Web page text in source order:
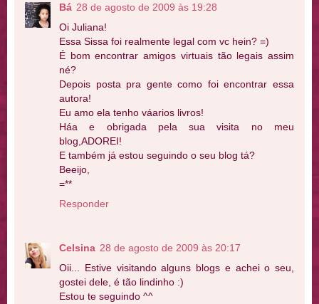
Bá 28 de agosto de 2009 às 19:28
Oi Juliana!
Essa Sissa foi realmente legal com vc hein? =)
É bom encontrar amigos virtuais tão legais assim
né?
Depois posta pra gente como foi encontrar essa
autora!
Eu amo ela tenho váarios livros!
Háa e obrigada pela sua visita no meu
blog,ADOREI!
E também já estou seguindo o seu blog tá?
Beeijo,
=**
Responder
Celsina 28 de agosto de 2009 às 20:17
Oii... Estive visitando alguns blogs e achei o seu,
gostei dele, é tão lindinho :)
Estou te seguindo ^^